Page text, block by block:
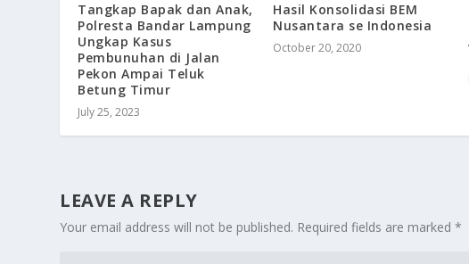
Tangkap Bapak dan Anak,
Polresta Bandar Lampung
Ungkap Kasus
Pembunuhan di Jalan
Pekon Ampai Teluk
Betung Timur
July 25, 2023
Hasil Konsolidasi BEM
Nusantara se Indonesia
October 20, 2020
LEAVE A REPLY
Your email address will not be published. Required fields are marked*